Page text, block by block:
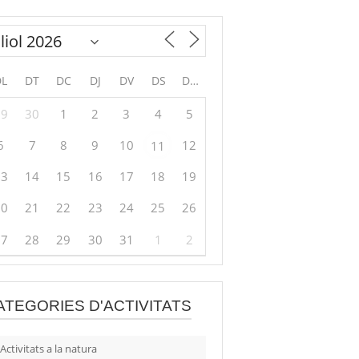
DT DC DJ DV DS DG
30 1 2 3 4
5
7 8 9 10 11
12
14 15 16 17 18
19
21 22 23 24 25
26
28 29 30 31 1 2
D'ACTIVITATS
Activitats a la natura